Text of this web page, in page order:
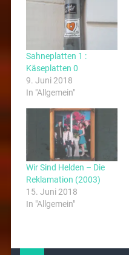
Sahneplatten 1 :
Käseplatten 0
9. Juni 2018
In "Allgemein"
Wir Sind Helden – Die
Reklamation (2003)
15. Juni 2018
In "Allgemein"